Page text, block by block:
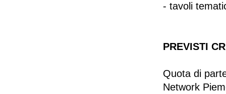
- tavoli
PREVISTI
Quota di
Network